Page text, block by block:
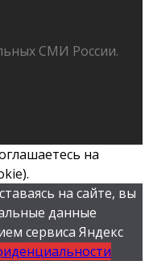
СМИ России.
на
на сайте, вы
данные
сервиса Яндекс